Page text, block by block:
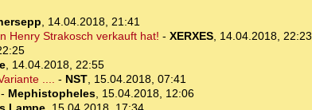
, 14.04.2018, 21:41
Henry Strakosch verkauft hat! - XERXES, 14.04.2018, 22:23
, 14.04.2018, 22:55
.... - NST, 15.04.2018, 07:41
- Mephistopheles, 15.04.2018, 12:06